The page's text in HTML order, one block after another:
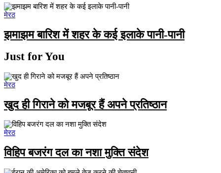
मेरठ
झमाझम बारिश में शहर के कई इलाके पानी-पानी
Just for You
मेरठ
खुद ही गिराने को मजबूर हैं अपने प्रतिष्ठान
मेरठ
विहिप बजरंग दल का नशा मुक्ति संदेश